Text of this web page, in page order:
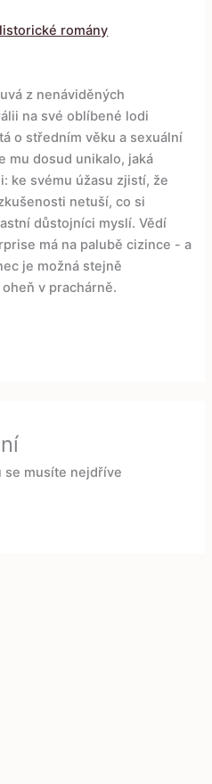
romány
z nenáviděných
na své oblíbené lodi
o středním věku a sexuální
mu dosud unikalo, jaká
ke svému úžasu zjistí, že
netuší, co si
důstojníci myslí. Vědí
má na palubě cizince - a
je možná stejně
v prachárně.
se musíte nejdříve